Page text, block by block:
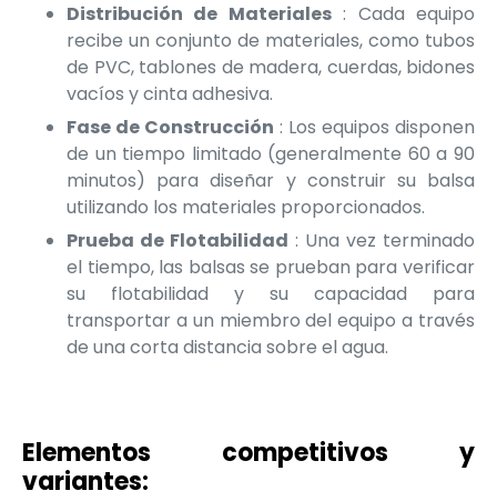
Distribución de Materiales: Cada equipo
recibe un conjunto de materiales, como tubos
de PVC, tablones de madera, cuerdas, bidones
vacíos y cinta adhesiva.
Fase de Construcción : Los equipos disponen
de un tiempo limitado (generalmente 60 a 90
minutos) para diseñar y construir su balsa
utilizando los materiales proporcionados.
Prueba de Flotabilidad : Una vez terminado
el tiempo, las balsas se prueban para verificar
su flotabilidad y su capacidad para
transportar a un miembro del equipo a través
de una corta distancia sobre el agua.
Elementos competitivos y
variantes: